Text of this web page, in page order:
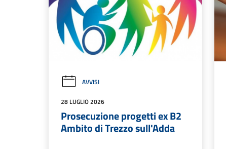
AVVISI
28 LUGLIO 2026
Prosecuzione progetti ex B2
Ambito di Trezzo sull'Adda